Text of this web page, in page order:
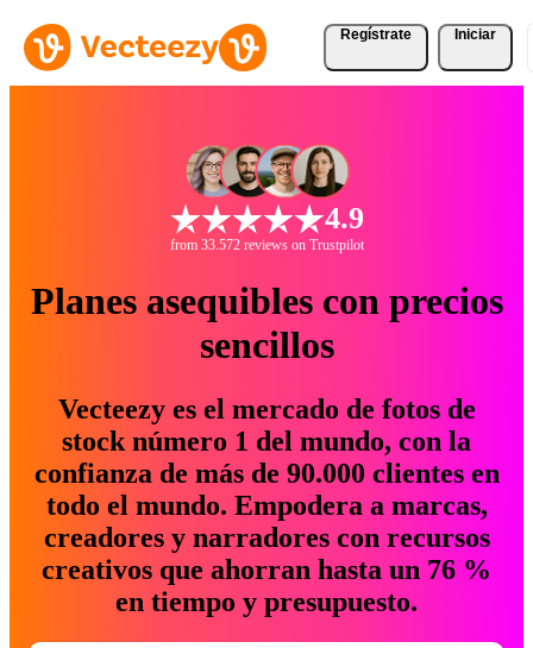
Regístrate Iniciar
4.9
from 33.572 reviews on Trustpilot
Planes asequibles con precios
sencillos
Vecteezy es el mercado de fotos de
stock número 1 del mundo, con la
confianza de más de 90.000 clientes en
todo el mundo. Empodera a marcas,
creadores y narradores con recursos
creativos que ahorran hasta un 76 %
en tiempo y presupuesto.